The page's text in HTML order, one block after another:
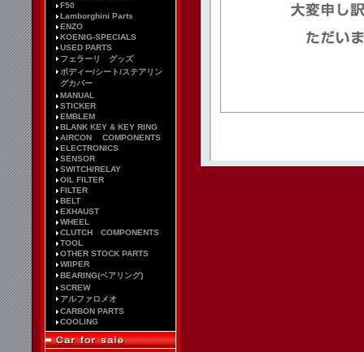
F50
Lamborghini Parts
ENZO
KOENIG-SPECIALS
USED PARTS
フェラーリ グッズ
ボディー/シート/ステアリン
グカバー
MANUAL
STICKER
EMBLEM
BLANK KEY & KEY RING
AIRCON COMPONENTS
ELECTRONICS
SENSOR
SWITCH/RELAY
OIL FILTER
FILTER
BELT
EXHAUST
WHEEL
CLUTCH COMPONENTS
TOOL
OTHER STOCK PARTS
WIIPER
BEARING(ベアリング)
SCREW
アルファロメオ
CARBON PARTS
COOLING